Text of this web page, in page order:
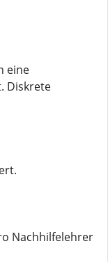
eine
Diskrete
Nachhilfelehrer